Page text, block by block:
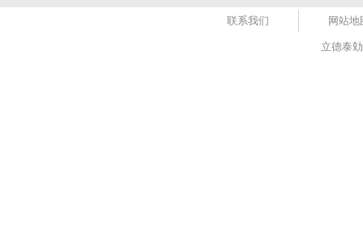
联系我们 网站地
立德泰